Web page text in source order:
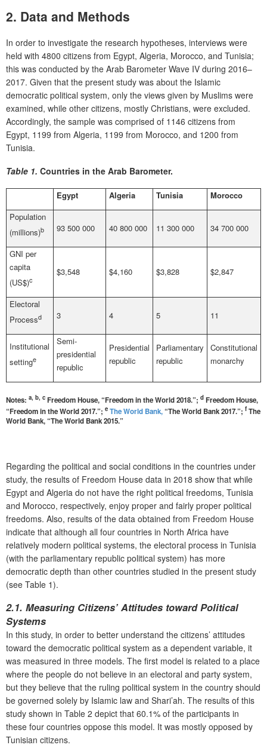
2. Data and Methods
In order to investigate the research hypotheses, interviews were
held with 4800 citizens from Egypt, Algeria, Morocco, and Tunisia;
this was conducted by the Arab Barometer Wave IV during 2016–
2017. Given that the present study was about the Islamic
democratic political system, only the views given by Muslims were
examined, while other citizens, mostly Christians, were excluded.
Accordingly, the sample was comprised of 1146 citizens from
Egypt, 1199 from Algeria, 1199 from Morocco, and 1200 from
Tunisia.
Table 1. Countries in the Arab Barometer.
Egypt Algeria Tunisia
Morocco
Population
(millions)b 93 500 000 40 800 000 11 300 000 34 700 000
GNI per
capita
(US$)c
$3,548 $4,160 $3,828 $2,847
Electoral
Processd 3 4 5 11
Institutional
settinge
Semi-
presidential
republic
Presidential
republic
Parliamentary
republic
Constitutional
monarchy
Notes: a, b, c Freedom House, “Freedom in the World 2018.”; d Freedom House,
“Freedom in the World 2017.”; e The World Bank,“The World Bank 2017.”; f The
World Bank, “The World Bank 2015.”
Regarding the political and social conditions in the countries under
study, the results of Freedom House data in 2018 show that while
Egypt and Algeria do not have the right political freedoms, Tunisia
and Morocco, respectively, enjoy proper and fairly proper political
freedoms. Also, results of the data obtained from Freedom House
indicate that although all four countries in North Africa have
relatively modern political systems, the electoral process in Tunisia
(with the parliamentary republic political system) has more
democratic depth than other countries studied in the present study
(see Table 1).
2.1. Measuring Citizens’ Attitudes toward Political
Systems
In this study, in order to better understand the citizens’ attitudes
toward the democratic political system as a dependent variable, it
was measured in three models. The first model is related to a place
where the people do not believe in an electoral and party system,
but they believe that the ruling political system in the country should
be governed solely by Islamic law and Shari’ah. The results of this
study shown in Table 2 depict that 60.1% of the participants in
these four countries oppose this model. It was mostly opposed by
Tunisian citizens.